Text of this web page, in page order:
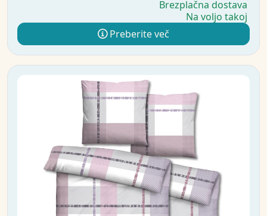
Brezplačna dostava
Na voljo takoj
Preberite več